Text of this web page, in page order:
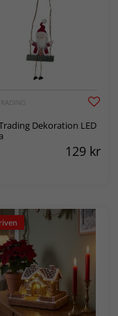
Dekoration LED
129 kr